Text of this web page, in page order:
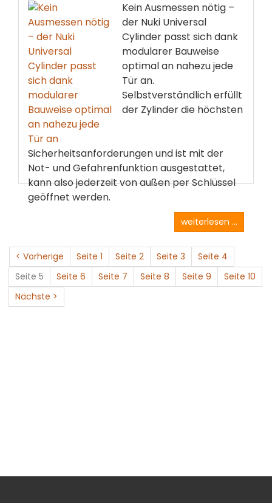
Kein Ausmessen nötig –
der Nuki Universal
Cylinder passt sich dank
modularer Bauweise
optimal an nahezu jede
Tür an.
Selbstverständlich erfüllt
der Zylinder die höchsten
Sicherheitsanforderungen und ist mit der
Not- und Gefahrenfunktion ausgestattet,
kann also jederzeit von außen per Schlüssel
geöffnet werden.
weiterlesen ...
< Vorherige Seite 1 Seite 2 Seite 3
Seite 4
Seite 5
Seite 6 Seite 7 Seite 8 Seite 9
Seite 10
Nächste >